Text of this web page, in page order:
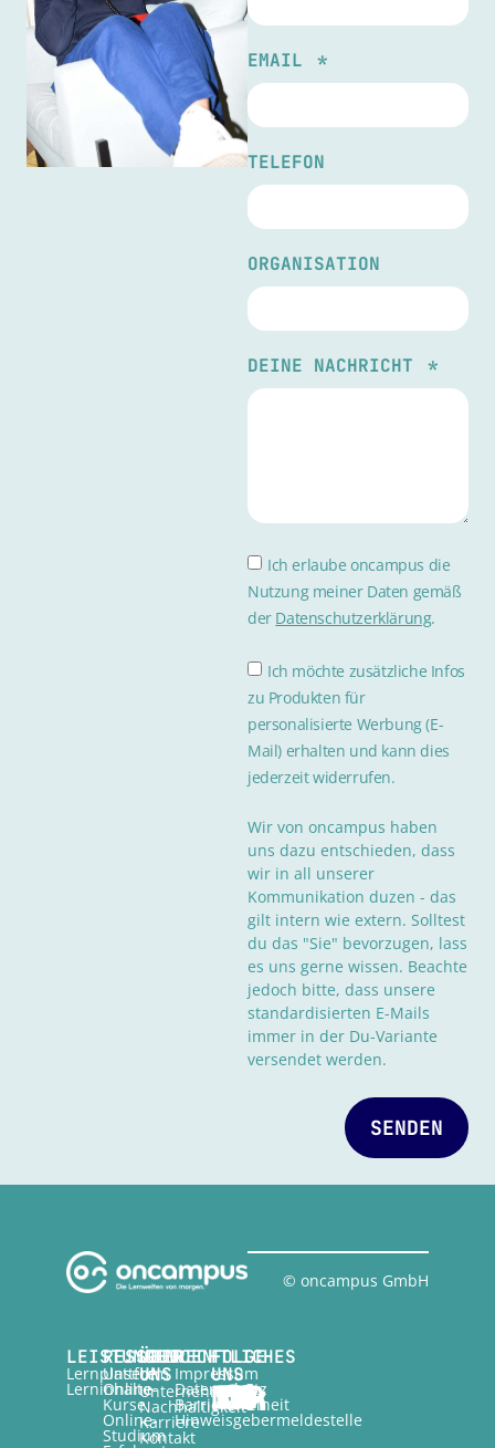
EMAIL
TELEFON
ORGANISATION
DEINE NACHRICHT
Ich erlaube oncampus die
Nutzung meiner Daten gemäß
der Datenschutzerklärung.
Ich möchte zusätzliche Infos
zu Produkten für
personalisierte Werbung (E-
Mail) erhalten und kann dies
jederzeit widerrufen.
Wir von oncampus haben
uns dazu entschieden, dass
wir in all unserer
Kommunikation duzen - das
gilt intern wie extern. Solltest
du das "Sie" bevorzugen, lass
es uns gerne wissen. Beachte
jedoch bitte, dass unsere
standardisierten E-Mails
immer in der Du-Variante
versendet werden.
SENDEN
LEISTUNGEN
Lernplattform
Lerninhalte
RESSOURCEN
Unsere
Online-
Kurse
Online-
Studium
ÜBER
UNS
Unternehmen
Nachhaltigkeit
Karriere
Kontakt
RECHTLICHES
Impressum
Datenschutz
Barrierefreiheit
Hinweisgebermeldestelle
FOLGE
UNS
© oncampus GmbH